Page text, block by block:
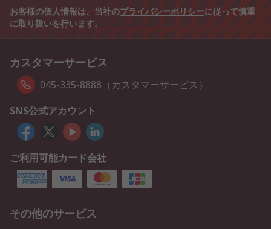
お客様の個人情報は、当社のプライバシーポリシーに従って慎重
に取り扱いを行います。
カスタマーサービス
045-335-8888（カスタマーサービス）
SNS公式アカウント
ご利用可能カード会社
その他のサービス